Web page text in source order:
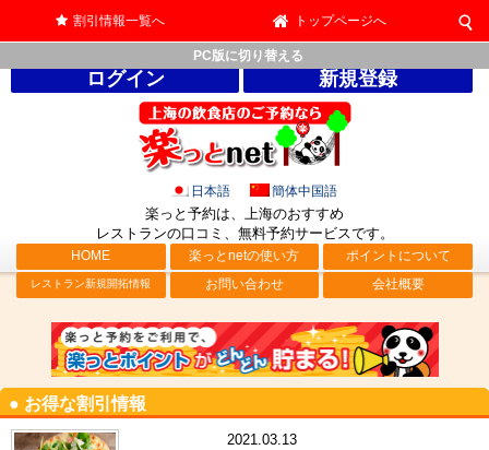
割引情報一覧へ トップページへ
PC版に切り替える
ログイン 新規登録
日本語 簡体中国語
楽っと予約は、上海のおすすめ
レストランの口コミ、無料予約サービスです。
HOME 楽っとnetの使い方 ポイントについて
レストラン新規開拓情報 お問い合わせ 会社概要
● お得な割引情報
2021.03.13